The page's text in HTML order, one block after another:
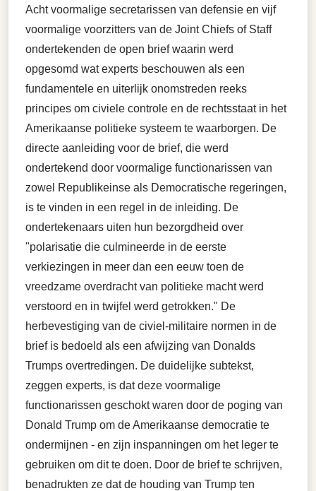
Acht voormalige secretarissen van defensie en vijf
voormalige voorzitters van de Joint Chiefs of Staff
ondertekenden de open brief waarin werd
opgesomd wat experts beschouwen als een
fundamentele en uiterlijk onomstreden reeks
principes om civiele controle en de rechtsstaat in het
Amerikaanse politieke systeem te waarborgen. De
directe aanleiding voor de brief, die werd
ondertekend door voormalige functionarissen van
zowel Republikeinse als Democratische regeringen,
is te vinden in een regel in de inleiding. De
ondertekenaars uiten hun bezorgdheid over
"polarisatie die culmineerde in de eerste
verkiezingen in meer dan een eeuw toen de
vreedzame overdracht van politieke macht werd
verstoord en in twijfel werd getrokken." De
herbevestiging van de civiel-militaire normen in de
brief is bedoeld als een afwijzing van Donalds
Trumps overtredingen. De duidelijke subtekst,
zeggen experts, is dat deze voormalige
functionarissen geschokt waren door de poging van
Donald Trump om de Amerikaanse democratie te
ondermijnen - en zijn inspanningen om het leger te
gebruiken om dit te doen. Door de brief te schrijven,
benadrukten ze dat de houding van Trump ten